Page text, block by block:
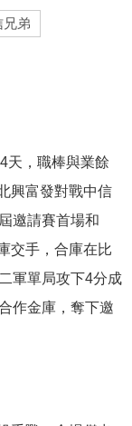
兄弟
天，職棒與業餘
興富發對戰中信
邀請賽首場和
交手，合庫在比
軍單局攻下4分成
作金庫，奪下邀